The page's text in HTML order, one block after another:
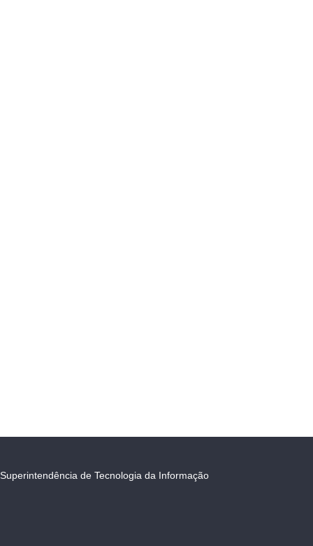
Superintendência de Tecnologia da Informação